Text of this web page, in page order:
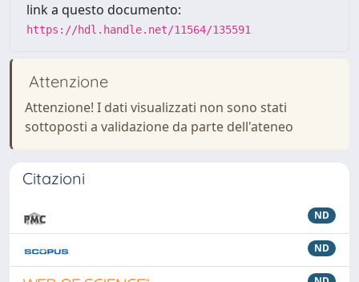
link a questo documento:
https://hdl.handle.net/11564/135591
Attenzione
Attenzione! I dati visualizzati non sono stati
sottoposti a validazione da parte dell'ateneo
Citazioni
ND
ND